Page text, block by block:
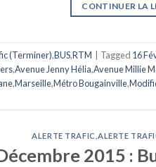
CONTINUER LA
(Terminer),BUS,RTM Tagged 16
,Avenue Jenny Hélia,Avenue Millie
,Marseille,Métro Bougainville,
ALERTE TRAFIC ,ALERTE
2015 :